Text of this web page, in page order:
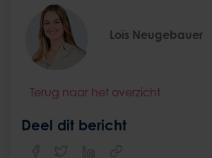
Loïs Neugebauer
Terug naar het overzicht
Deel dit bericht